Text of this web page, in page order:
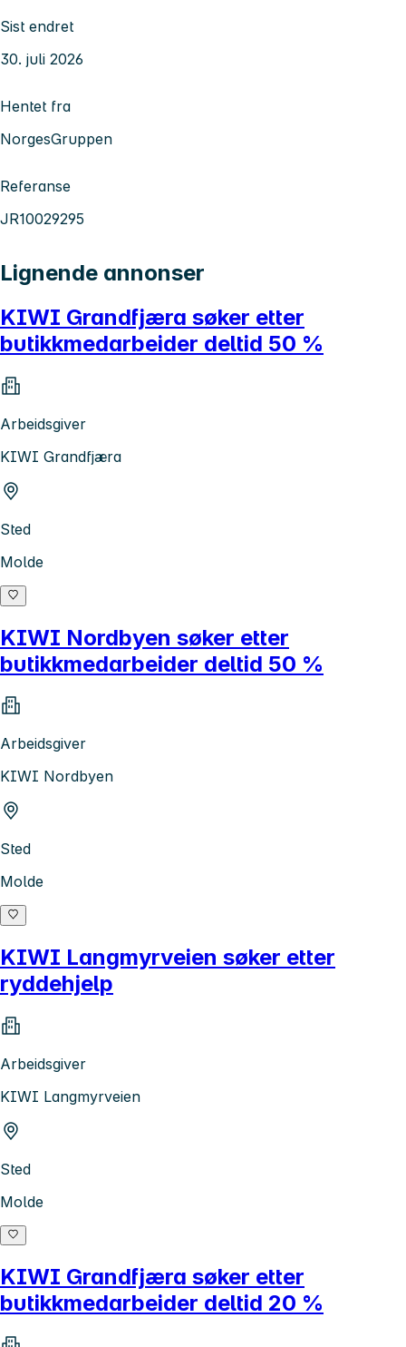
Sist endret
30. juli 2026
Hentet fra
NorgesGruppen
Referanse
JR10029295
Lignende annonser
KIWI Grandfjæra søker etter
butikkmedarbeider deltid 50 %
Arbeidsgiver
KIWI Grandfjæra
Sted
Molde
KIWI Nordbyen søker etter
butikkmedarbeider deltid 50 %
Arbeidsgiver
KIWI Nordbyen
Sted
Molde
KIWI Langmyrveien søker etter
ryddehjelp
Arbeidsgiver
KIWI Langmyrveien
Sted
Molde
KIWI Grandfjæra søker etter
butikkmedarbeider deltid 20 %